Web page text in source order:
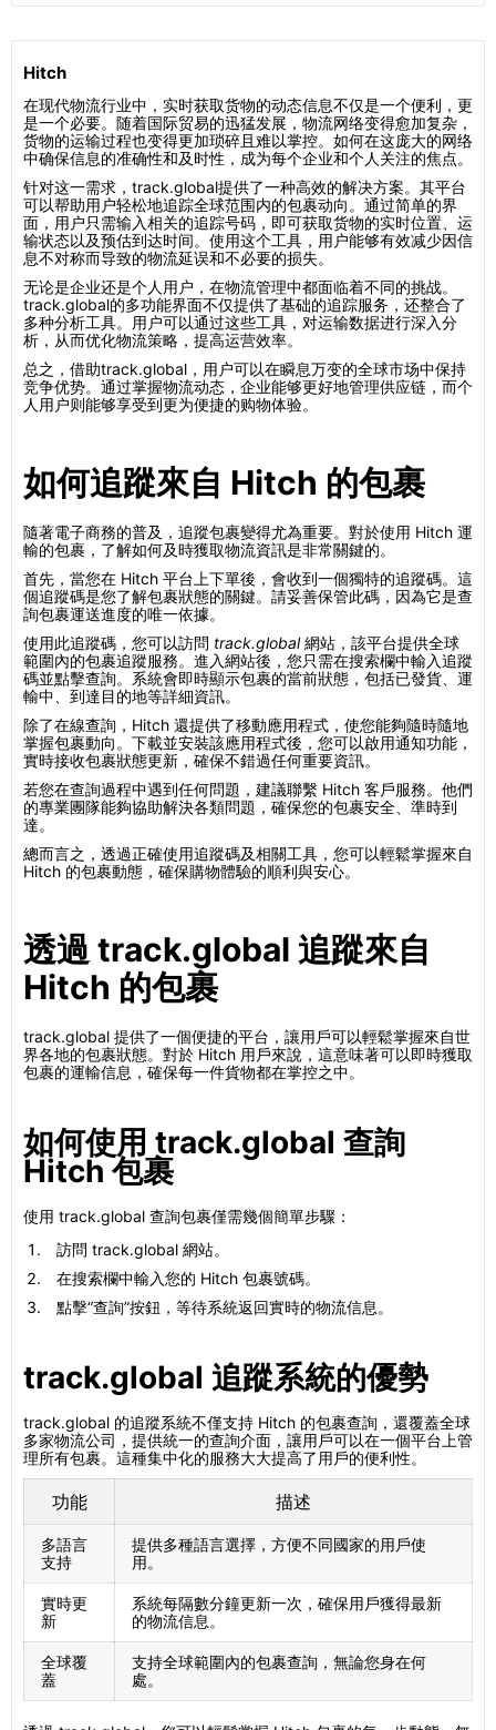
Hitch
在现代物流行业中，实时获取货物的动态信息不仅是一个便利，更
是一个必要。随着国际贸易的迅猛发展，物流网络变得愈加复杂，
货物的运输过程也变得更加琐碎且难以掌控。如何在这庞大的网络
中确保信息的准确性和及时性，成为每个企业和个人关注的焦点。
针对这一需求，track.global提供了一种高效的解决方案。其平台
可以帮助用户轻松地追踪全球范围内的包裹动向。通过简单的界
面，用户只需输入相关的追踪号码，即可获取货物的实时位置、运
输状态以及预估到达时间。使用这个工具，用户能够有效减少因信
息不对称而导致的物流延误和不必要的损失。
无论是企业还是个人用户，在物流管理中都面临着不同的挑战。
track.global的多功能界面不仅提供了基础的追踪服务，还整合了
多种分析工具。用户可以通过这些工具，对运输数据进行深入分
析，从而优化物流策略，提高运营效率。
总之，借助track.global，用户可以在瞬息万变的全球市场中保持
竞争优势。通过掌握物流动态，企业能够更好地管理供应链，而个
人用户则能够享受到更为便捷的购物体验。
如何追蹤來自 Hitch 的包裹
隨著電子商務的普及，追蹤包裹變得尤為重要。對於使用 Hitch 運
輸的包裹，了解如何及時獲取物流資訊是非常關鍵的。
首先，當您在 Hitch 平台上下單後，會收到一個獨特的追蹤碼。這
個追蹤碼是您了解包裹狀態的關鍵。請妥善保管此碼，因為它是查
詢包裹運送進度的唯一依據。
使用此追蹤碼，您可以訪問 track.global網站，該平台提供全球
範圍內的包裹追蹤服務。進入網站後，您只需在搜索欄中輸入追蹤
碼並點擊查詢。系統會即時顯示包裹的當前狀態，包括已發貨、運
輸中、到達目的地等詳細資訊。
除了在線查詢，Hitch 還提供了移動應用程式，使您能夠隨時隨地
掌握包裹動向。下載並安裝該應用程式後，您可以啟用通知功能，
實時接收包裹狀態更新，確保不錯過任何重要資訊。
若您在查詢過程中遇到任何問題，建議聯繫 Hitch 客戶服務。他們
的專業團隊能夠協助解決各類問題，確保您的包裹安全、準時到
達。
總而言之，透過正確使用追蹤碼及相關工具，您可以輕鬆掌握來自
Hitch 的包裹動態，確保購物體驗的順利與安心。
透過 track.global 追蹤來自
Hitch 的包裹
track.global 提供了一個便捷的平台，讓用戶可以輕鬆掌握來自世
界各地的包裹狀態。對於 Hitch 用戶來說，這意味著可以即時獲取
包裹的運輸信息，確保每一件貨物都在掌控之中。
如何使用 track.global 查詢
Hitch 包裹
使用 track.global 查詢包裹僅需幾個簡單步驟：
訪問 track.global 網站。
在搜索欄中輸入您的 Hitch 包裹號碼。
點擊“查詢”按鈕，等待系統返回實時的物流信息。
track.global 追蹤系統的優勢
track.global 的追蹤系統不僅支持 Hitch 的包裹查詢，還覆蓋全球
多家物流公司，提供統一的查詢介面，讓用戶可以在一個平台上管
理所有包裹。這種集中化的服務大大提高了用戶的便利性。
功能 描述
多語言
支持
提供多種語言選擇，方便不同國家的用戶使
用。
實時更
新
系統每隔數分鐘更新一次，確保用戶獲得最新
的物流信息。
全球覆
蓋
支持全球範圍內的包裹查詢，無論您身在何
處。